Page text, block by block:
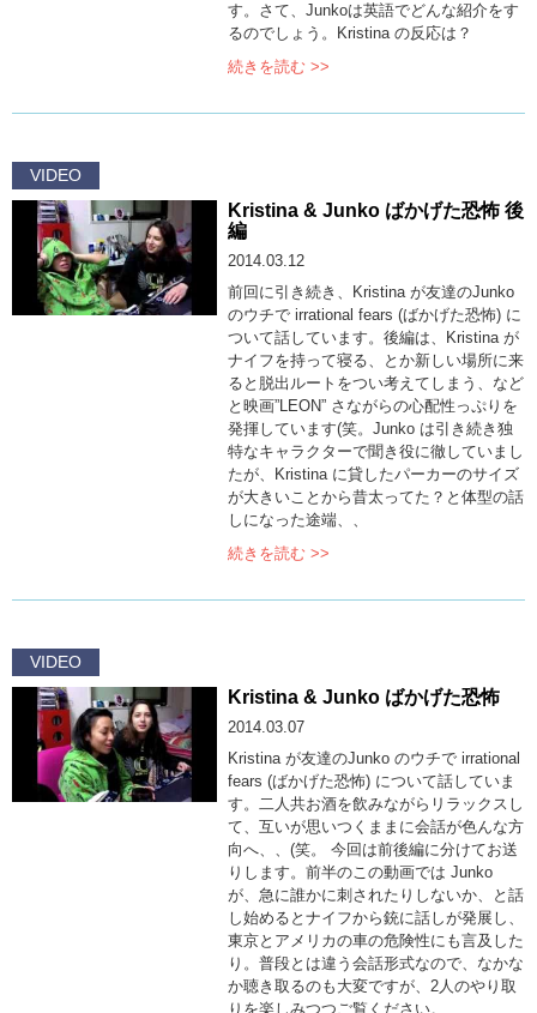
す。さて、Junkoは英語でどんな紹介をす
るのでしょう。Kristina の反応は？
続きを読む >>
VIDEO
Kristina & Junko ばかげた恐怖 後
編
2014.03.12
前回に引き続き、Kristina が友達のJunko
のウチで irrational fears (ばかげた恐怖) に
ついて話しています。後編は、Kristina が
ナイフを持って寝る、とか新しい場所に来
ると脱出ルートをつい考えてしまう、など
と映画”LEON” さながらの心配性っぷりを
発揮しています(笑。Junko は引き続き独
特なキャラクターで聞き役に徹していまし
たが、Kristina に貸したパーカーのサイズ
が大きいことから昔太ってた？と体型の話
しになった途端、、
続きを読む >>
VIDEO
Kristina & Junko ばかげた恐怖
2014.03.07
Kristina が友達のJunko のウチで irrational
fears (ばかげた恐怖) について話していま
す。二人共お酒を飲みながらリラックスし
て、互いが思いつくままに会話が色んな方
向へ、、(笑。 今回は前後編に分けてお送
りします。前半のこの動画では Junko
が、急に誰かに刺されたりしないか、と話
し始めるとナイフから銃に話しが発展し、
東京とアメリカの車の危険性にも言及した
り。普段とは違う会話形式なので、なかな
か聴き取るのも大変ですが、2人のやり取
りを楽しみつつご覧ください。